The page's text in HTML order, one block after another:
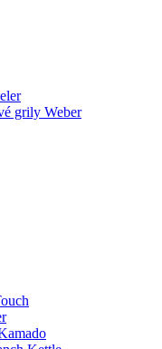
grily Weber